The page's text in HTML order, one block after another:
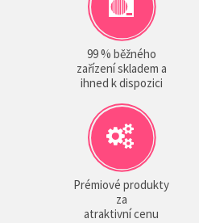
99 % běžného
zařízení skladem a
ihned k dispozici
Prémiové produkty
za
atraktivní cenu